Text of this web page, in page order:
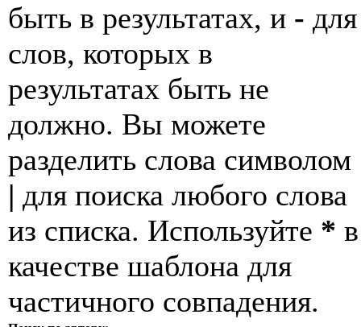
быть в результатах, и - для
слов, которых в
результатах быть не
должно. Вы можете
разделить слова символом
| для поиска любого слова
из списка. Используйте * в
качестве шаблона для
частичного совпадения.